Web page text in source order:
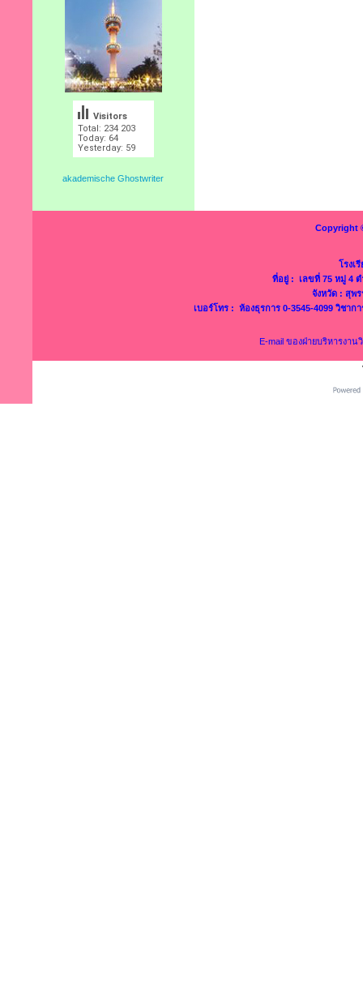
Total: 234 203
Today: 64
Yesterday: 59
Visitors
akademische Ghostwriter
Copyright
โรงเ
ที่อยู่ : เลขที่ 75 หมู่ 4
จังหวัด : สุ
เบอร์โทร : ห้องธุรการ 0-3545-4099 วิชา
E-mail ของฝ่ายบริหารงาน